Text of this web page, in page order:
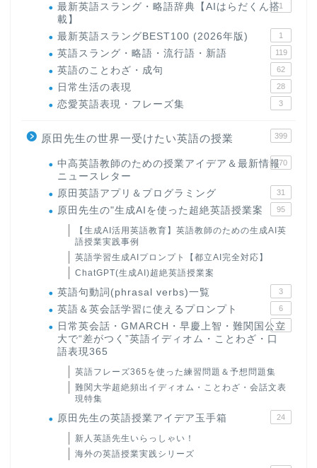
最新英語スラング・略語辞典【AIはらだくん搭
載】
1
最新英語スラングBEST100 (2026年版) 1
英語スラング・略語・流行語・新語 119
英語のことわざ・成句 62
日常生活の表現 28
恋愛英語表現・フレーズ集 3
原田先生の世界一受けたい英語の授業 399
中高英語教師のための授業アイデア＆最新情報
ニュースレター
170
原田英語アプリ＆プログラミング 31
原田先生の"生成AIを使った超絶英語授業案 95
【生成AI活用英語教育】英語教師のための生成AI英
語授業実践事例
英語学習生成AIプロンプト【都立AI完全対応】
ChatGPT(生成AI)超絶英語授業案
英語句動詞(phrasal verbs)一覧 3
英語＆英会話学習に使えるプロンプト 6
日常英会話・GMARCH・早慶上智・難関国公立
大で“差がつく”英語イディオム・ことわざ・口
語表現365
22
英語フレーズ365を使った練習問題＆予想問題集
難関大学超絶頻出イディオム・ことわざ・会話文表
現特集
原田先生の英語授業アイデア玉手箱 24
新人英語先生いらっしゃい！
海外の英語授業実践シリーズ